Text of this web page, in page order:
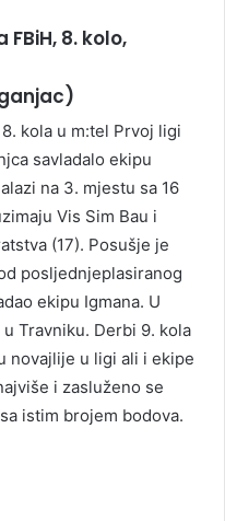
FBiH, 8. kolo,
kola u m:tel Prvoj ligi
savladalo ekipu
na 3. mjestu sa 16
Vis Sim Bau i
(17). Posušje je
posljednjeplasiranog
ekipu Igmana. U
Travniku. Derbi 9. kola
novajlije u ligi ali i ekipe
i zasluženo se
istim brojem bodova.